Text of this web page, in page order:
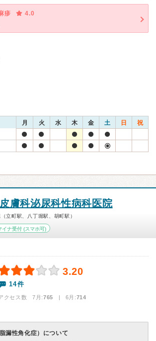
疹
4.0
月 火 水 木 金 土 日 祝
膚科泌尿科性病科医院
立町駅、八丁堀駅、胡町駅）
イナ受付(スマホ可)
3.20
14件
クセス数 7月:765 | 6月:714
漏性角化症）について